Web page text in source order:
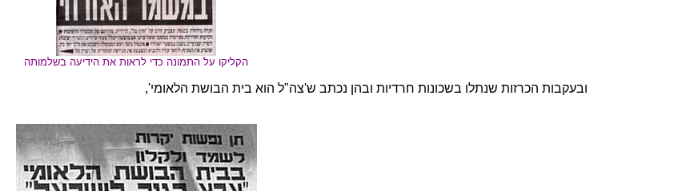
הקליקו על התמונה כדי לראות את הידיעה בשלמותה
ובעקבות הכרזות שנתלו בשכונות חרדיות ובהן נכתב ש'צה"ל הוא בית הבושת הלאומי',